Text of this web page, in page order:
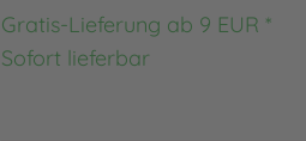
Gratis-Lieferung ab 9 EUR *
Sofort lieferbar